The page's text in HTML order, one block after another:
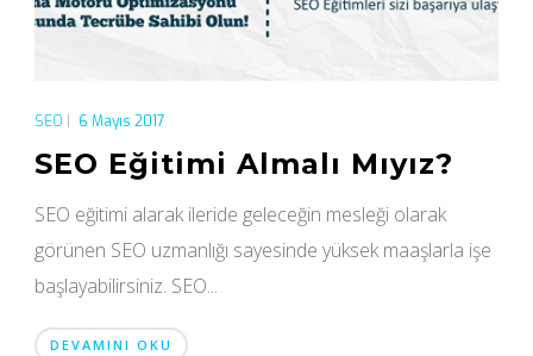
SEO 6 Mayıs 2017
SEO Eğitimi Almalı Mıyız?
SEO eğitimi alarak ileride geleceğin mesleği olarak
görünen SEO uzmanlığı sayesinde yüksek maaşlarla işe
başlayabilirsiniz. SEO...
DEVAMINI OKU